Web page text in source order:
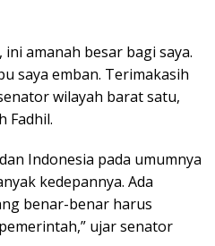
amanah besar bagi saya.
saya emban. Terimakasih
wilayah barat satu,
Fadhil.
Indonesia pada umumnya
kedepannya. Ada
benar-benar harus
ujar senator